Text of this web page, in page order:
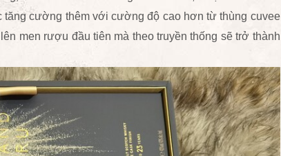
cường thêm với cường độ cao hơn từ thùng cuvee
men rượu đầu tiên mà theo truyền thống sẽ trở thành